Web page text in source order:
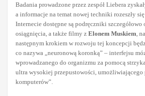
Badania prowadzone przez zespół Liebera
a informacje na temat nowej techniki rozeszły
Internecie dostępne są podręczniki szczegółowo
osiągnięcia, a także filmy z Elonem Muskiem ,
następnym krokiem w rozwoju tej koncepcji
co nazywa „neuronową koronką” – interfejsu
wprowadzanego do organizmu za pomocą
ultra wysokiej przepustowości, umożliwiającego
komputerów”.